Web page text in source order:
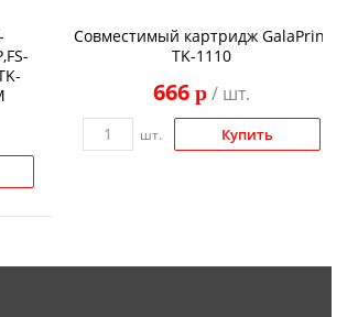
Совместимый картридж GalaPrint
TK-1110
666 p/ шт.
шт. Купить